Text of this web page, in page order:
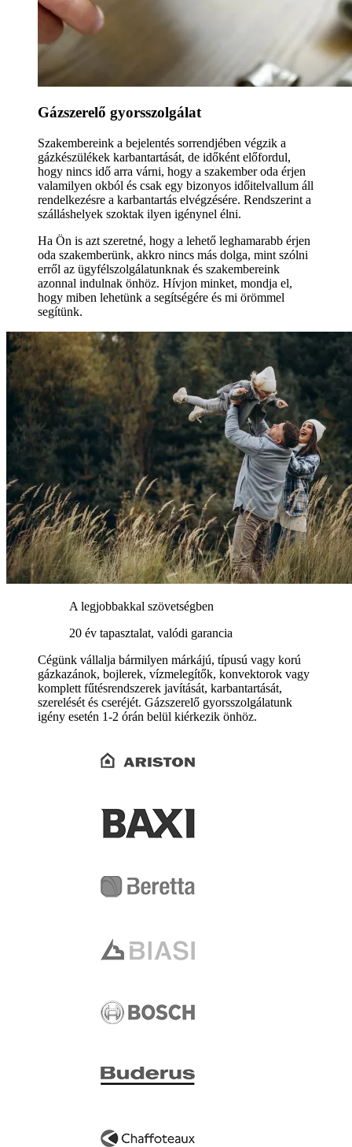
Gázszerelő gyorsszolgálat
Szakembereink a bejelentés sorrendjében végzik a
gázkészülékek karbantartását, de időként előfordul,
hogy nincs idő arra várni, hogy a szakember oda érjen
valamilyen okból és csak egy bizonyos időitelvallum áll
rendelkezésre a karbantartás elvégzésére. Rendszerint a
szálláshelyek szoktak ilyen igénynel élni.
Ha Ön is azt szeretné, hogy a lehető leghamarabb érjen
oda szakemberünk, akkro nincs más dolga, mint szólni
erről az ügyfélszolgálatunknak és szakembereink
azonnal indulnak önhöz. Hívjon minket, mondja el,
hogy miben lehetünk a segítségére és mi örömmel
segítünk.
A legjobbakkal szövetségben
20 év tapasztalat, valódi garancia
Cégünk vállalja bármilyen márkájú, típusú vagy korú
gázkazánok, bojlerek, vízmelegítők, konvektorok vagy
komplett fűtésrendszerek javítását, karbantartását,
szerelését és cseréjét. Gázszerelő gyorsszolgálatunk
igény esetén 1-2 órán belül kiérkezik önhöz.